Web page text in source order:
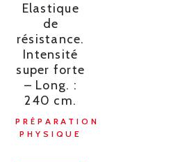
Elastique
de
résistance.
Intensité
super forte
– Long. :
240 cm.
PRÉPARATION
PHYSIQUE